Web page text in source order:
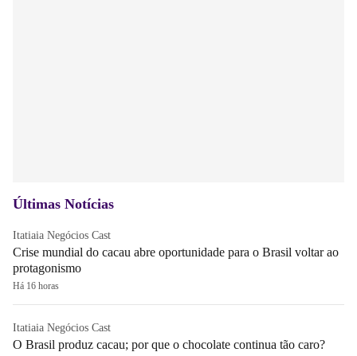
Últimas Notícias
Itatiaia Negócios Cast
Crise mundial do cacau abre oportunidade para o Brasil voltar ao
protagonismo
Há 16 horas
Itatiaia Negócios Cast
O Brasil produz cacau; por que o chocolate continua tão caro?